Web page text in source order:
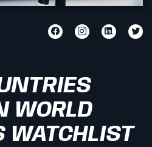
WORLD
WATCHLIST